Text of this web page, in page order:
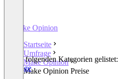
Make Opinion
Startseite
Umfrage
Make Opinion
Make Opinion Preise
In den folgenden Kategorien gelistet:
Umfrage